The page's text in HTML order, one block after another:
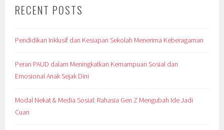
RECENT POSTS
Pendidikan Inklusif dan Kesiapan Sekolah Menerima Keberagaman
Peran PAUD dalam Meningkatkan Kemampuan Sosial dan
Emosional Anak Sejak Dini
Modal Nekat & Media Sosial: Rahasia Gen Z Mengubah Ide Jadi
Cuan